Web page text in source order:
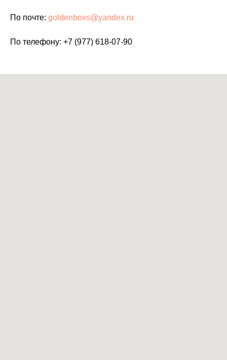
По почте: goldenboxs@yandex.ru
По телефону: +7 (977) 618-07-90